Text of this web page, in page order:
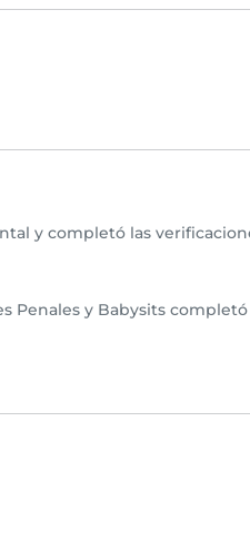
y completó las
y Babysits completó